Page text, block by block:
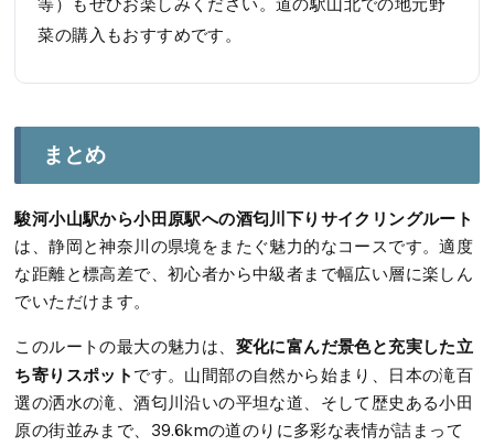
菜の購入もおすすめです。
まとめ
駿河小山駅から小田原駅への酒匂川下りサイクリングルート
は、静岡と神奈川の県境をまたぐ魅力的なコースです。適度
な距離と標高差で、初心者から中級者まで幅広い層に楽しん
でいただけます。
このルートの最大の魅力は、 変化に富んだ景色と充実した立
ち寄りスポット です。山間部の自然から始まり、日本の滝百
選の洒水の滝、酒匂川沿いの平坦な道、そして歴史ある小田
原の街並みまで、39.6kmの道のりに多彩な表情が詰まって